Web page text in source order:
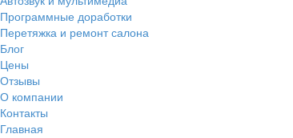
Программные доработки
Перетяжка и ремонт салона
Блог
Цены
Отзывы
О компании
Контакты
Главная